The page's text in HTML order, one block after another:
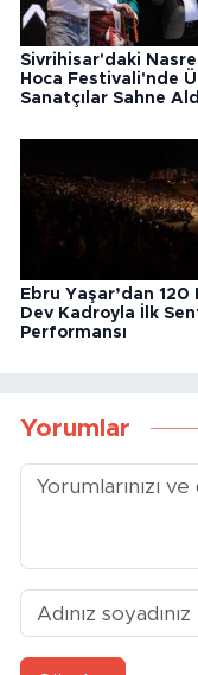
Sivrihisar'daki
Hoca Festivali'nde
Sanatçılar Sahne
Ebru Yaşar’dan 120
Dev Kadroyla İlk
Performansı
Yorumlar